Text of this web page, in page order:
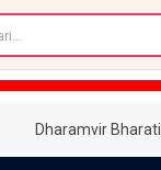
Dharamvir Bharati